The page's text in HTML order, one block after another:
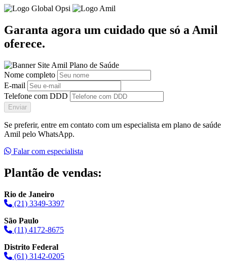
Garanta agora um cuidado que só a Amil
oferece.
Nome completo
E-mail
Telefone com DDD
Enviar
Se preferir, entre em contato com um especialista em plano de saúde
Amil pelo WhatsApp.
Falar com especialista
Plantão de vendas:
Rio de Janeiro
(21) 3349-3397
São Paulo
(11) 4172-8675
Distrito Federal
(61) 3142-0205